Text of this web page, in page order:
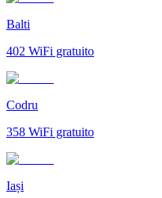
Balti
402 WiFi gratuito
Codru
358 WiFi gratuito
Iași